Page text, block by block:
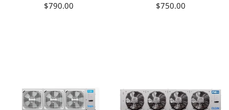
$790.00 $750.00